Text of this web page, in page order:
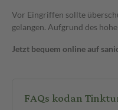
Vor Eingriffen sollte
gelangen. Aufgrund des
Jetzt bequem online auf
FAQs kodan